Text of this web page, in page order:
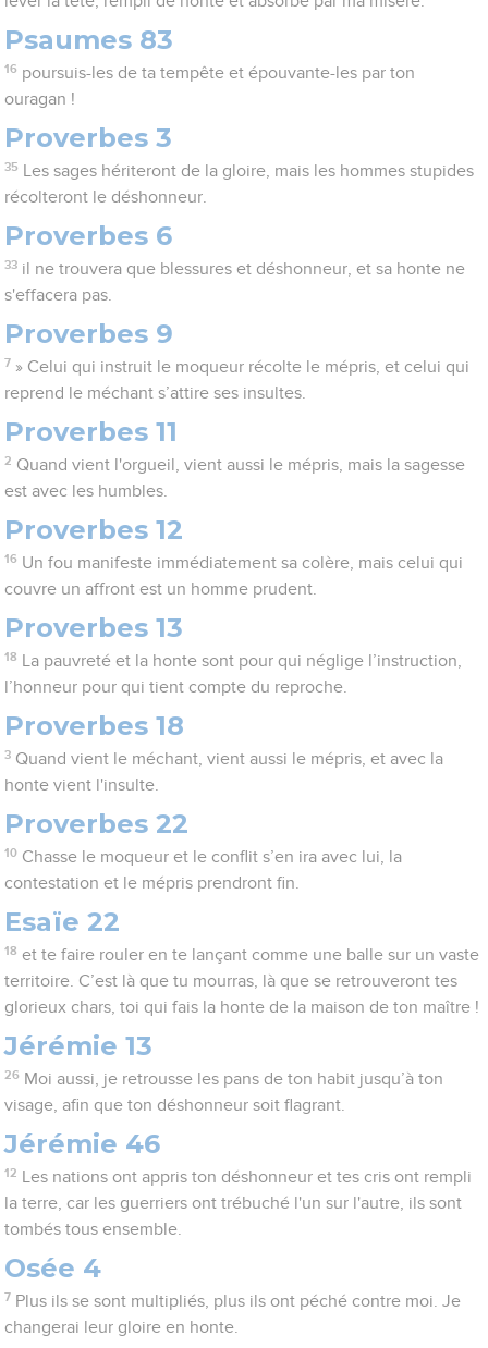
Psaumes 83
16 poursuis-les de ta tempête et épouvante-les par ton
ouragan !
Proverbes 3
35
Les sages hériteront de la gloire, mais les hommes stupides
récolteront le déshonneur.
Proverbes 6
33 il ne trouvera que blessures et déshonneur, et sa honte ne
s'effacera pas.
Proverbes 9
7 » Celui qui instruit le moqueur récolte le mépris, et celui qui
reprend le méchant s’attire ses insultes.
Proverbes 11
2 Quand vient l'orgueil, vient aussi le mépris, mais la sagesse
est avec les humbles.
Proverbes 12
16 Un fou manifeste immédiatement sa colère, mais celui qui
couvre un affront est un homme prudent.
Proverbes 13
18
La pauvreté et la honte sont pour qui néglige l’instruction,
l’honneur pour qui tient compte du reproche.
Proverbes 18
3 Quand vient le méchant, vient aussi le mépris, et avec la
honte vient l'insulte.
Proverbes 22
10 Chasse le moqueur et le conflit s’en ira avec lui, la
contestation et le mépris prendront fin.
Esaïe 22
18 et te faire rouler en te lançant comme une balle sur un vaste
territoire. C’est là que tu mourras, là que se retrouveront tes
glorieux chars, toi qui fais la honte de la maison de ton maître !
Jérémie 13
26 Moi aussi, je retrousse les pans de ton habit jusqu’à ton
visage, afin que ton déshonneur soit flagrant.
Jérémie 46
12
Les nations ont appris ton déshonneur et tes cris ont rempli
la terre, car les guerriers ont trébuché l'un sur l'autre, ils sont
tombés tous ensemble.
Osée 4
7 Plus ils se sont multipliés, plus ils ont péché contre moi. Je
changerai leur gloire en honte.